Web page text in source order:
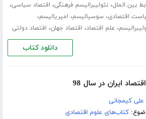
بین الملل،نئولیبرالیسم فرهنگی، اقتصاد سیاسی،
اقتصادی، سوسیالیسم، امپریالیسم،
، علم اقتصاد، اقتصاد جهان، اقتصاد دولتی
دانلود کتاب
ایران در سال 98
علی کیمجانی
کتاب‌های علوم اقتصادی